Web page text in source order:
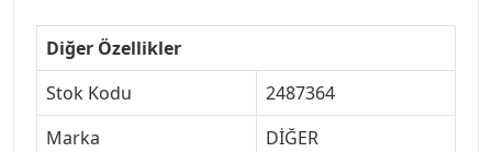
Diğer Özellikler
Stok Kodu
2487364
Marka
DİĞER